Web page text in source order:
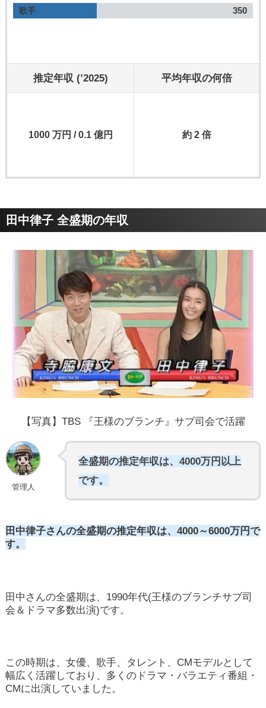
歌手 350
推定年収 (’2025) 平均年収の何倍
1000 万円 / 0.1 億円 約 2 倍
田中律子 全盛期の年収
【写真】TBS 『王様のブランチ』サブ司会で活躍
管理人
全盛期の推定年収は、4000万円以上
です。
田中律子さんの全盛期の推定年収は、4000～6000万円で
す。
田中 さんの全盛期は、 1990年代(王様のブランチサブ司
会＆ドラマ多数出演)です。
この時期は、 女優、歌手、 タレント、 CMモデルとして
幅広 く 活躍 しており、 多く の ドラマ・ バラエティ番組・
CMに出演 してい ま した。